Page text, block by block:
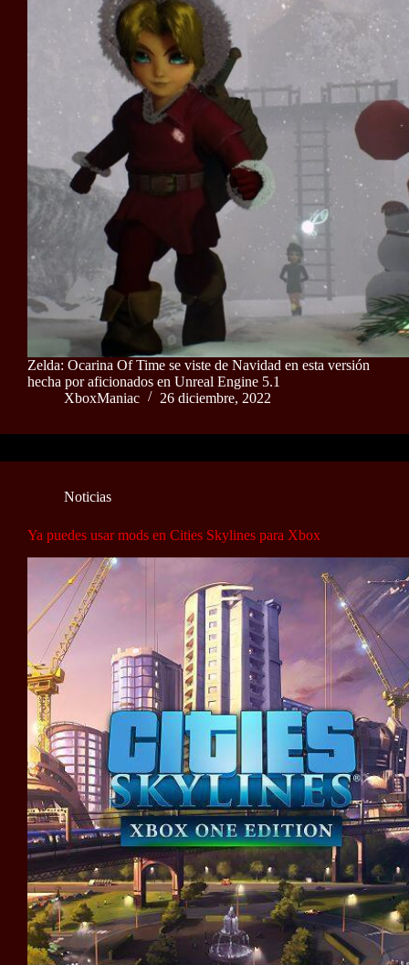
Zelda: Ocarina Of Time se viste de Navidad en esta versión
hecha por aficionados en Unreal Engine 5.1
XboxManiac
26 diciembre, 2022
Noticias
Ya puedes usar mods en Cities Skylines para Xbox